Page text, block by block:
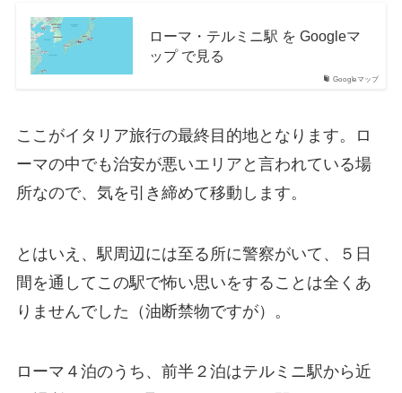
Googleマップ
ローマ・テルミニ駅 を Googleマ
ップ で見る
ここがイタリア旅行の最終目的地となります。ロ
ーマの中でも治安が悪いエリアと言われている場
所なので、気を引き締めて移動します。
とはいえ、駅周辺には至る所に警察がいて、５日
間を通してこの駅で怖い思いをすることは全くあ
りませんでした（油断禁物ですが）。
ローマ４泊のうち、前半２泊はテルミニ駅から近